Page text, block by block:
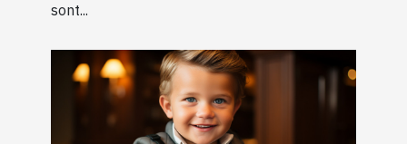
sont...